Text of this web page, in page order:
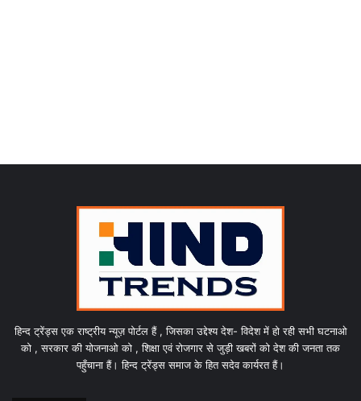
हिन्द ट्रेंड्स एक राष्ट्रीय न्यूज़ पोर्टल हैं , जिसका उद्देश्य देश- विदेश में हो रही सभी घटनाओ
को , सरकार की योजनाओ को , शिक्षा एवं रोजगार से जुड़ी खबरों को देश की जनता तक
पहुँचाना हैं। हिन्द ट्रेंड्स समाज के हित सदेव कार्यरत हैं।